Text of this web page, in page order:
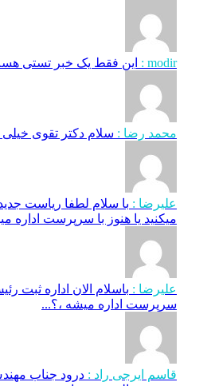
modir : این فقط یک خبر تستی
محمد رضا : سلام دکتر تقوی
علیرضا : با سلام لطفا ریاست
میکنید یا هنوز با سرپرست اداره‌
علیرضا : باسلام الان اداره ثبت
سرپرست اداره میشه ،؟...
قاسم ایرجی راد : درود جناب